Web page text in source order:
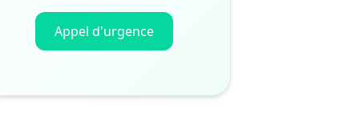
Appel d'urgence